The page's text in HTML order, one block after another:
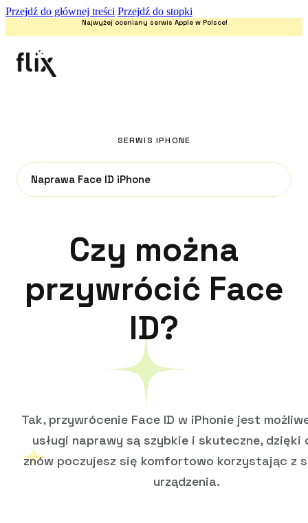
Przejdź do głównej treści Przejdź do stopki
Najwyżej oceniany serwis Apple w Polsce!
SERWIS IPHONE
Naprawa Face ID iPhone
Czy można
przywrócić Face
ID?
Tak, przywrócenie Face ID w iPhonie jest
usługi naprawy są szybkie i skuteczne, dzięki
znów poczujesz się komfortowo korzystając z
urządzenia.